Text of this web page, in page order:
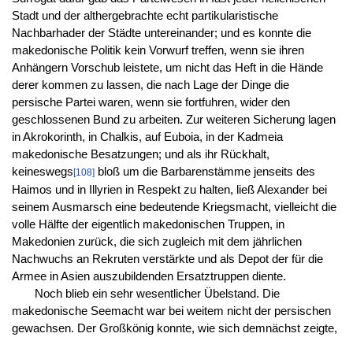
Stadt und der althergebrachte echt partikularistische
Nachbarhader der Städte untereinander; und es konnte die
makedonische Politik kein Vorwurf treffen, wenn sie ihren
Anhängern Vorschub leistete, um nicht das Heft in die Hände
derer kommen zu lassen, die nach Lage der Dinge die
persische Partei waren, wenn sie fortfuhren, wider den
geschlossenen Bund zu arbeiten. Zur weiteren Sicherung lagen
in Akrokorinth, in Chalkis, auf Euboia, in der Kadmeia
makedonische Besatzungen; und als ihr Rückhalt,
keineswegs[108]bloß um die Barbarenstämme jenseits des
Haimos und in Illyrien in Respekt zu halten, ließ Alexander bei
seinem Ausmarsch eine bedeutende Kriegsmacht, vielleicht die
volle Hälfte der eigentlich makedonischen Truppen, in
Makedonien zurück, die sich zugleich mit dem jährlichen
Nachwuchs an Rekruten verstärkte und als Depot der für die
Armee in Asien auszubildenden Ersatztruppen diente.
Noch blieb ein sehr wesentlicher Übelstand. Die
makedonische Seemacht war bei weitem nicht der persischen
gewachsen. Der Großkönig konnte, wie sich demnächst zeigte,